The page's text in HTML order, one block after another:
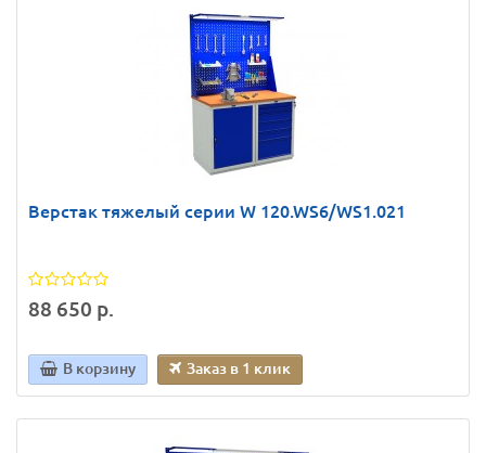
Верстак тяжелый серии W 120.WS6/WS1.021
88 650 р.
В корзину Заказ в 1 клик